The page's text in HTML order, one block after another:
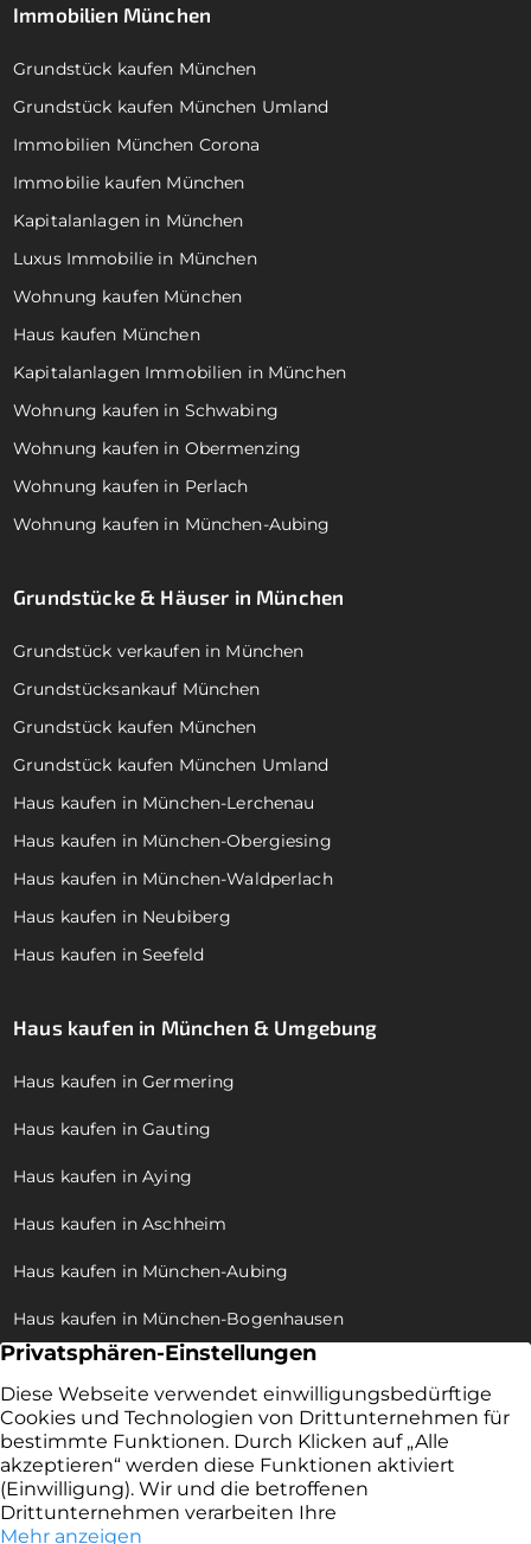
Immobilien München
Grundstück kaufen München
Grundstück kaufen München Umland
Immobilien München Corona
Immobilie kaufen München
Kapitalanlagen in München
Luxus Immobilie in München
Wohnung kaufen München
Haus kaufen München
Kapitalanlagen Immobilien in München
Wohnung kaufen in Schwabing
Wohnung kaufen in Obermenzing
Wohnung kaufen in Perlach
Wohnung kaufen in München-Aubing
Grundstücke & Häuser in München
Grundstück verkaufen in München
Grundstücksankauf München
Grundstück kaufen München
Grundstück kaufen München Umland
Haus kaufen in München-Lerchenau
Haus kaufen in München-Obergiesing
Haus kaufen in München-Waldperlach
Haus kaufen in Neubiberg
Haus kaufen in Seefeld
Haus kaufen in München & Umgebung
Haus kaufen in Germering
Haus kaufen in Gauting
Haus kaufen in Aying
Haus kaufen in Aschheim
Haus kaufen in München-Aubing
Haus kaufen in München-Bogenhausen
Haus kaufen in München-Allach
Haus kaufen in München-Trudering
Haus kaufen in München-Pasing
Haus kaufen in München-Moosach